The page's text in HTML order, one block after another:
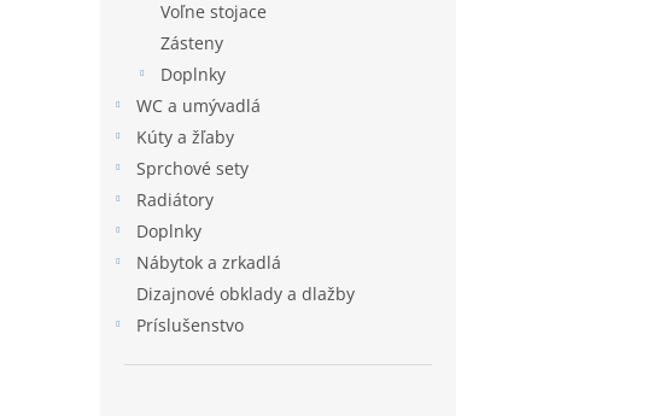
Voľne stojace
Zásteny
Doplnky
WC a umývadlá
Kúty a žľaby
Sprchové sety
Radiátory
Doplnky
Nábytok a zrkadlá
Dizajnové obklady a dlažby
Príslušenstvo